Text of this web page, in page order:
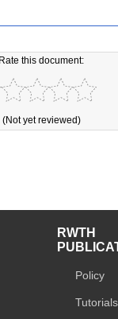
Rate this document:
(Not yet reviewed)
RWTH
Policy
Tutorials